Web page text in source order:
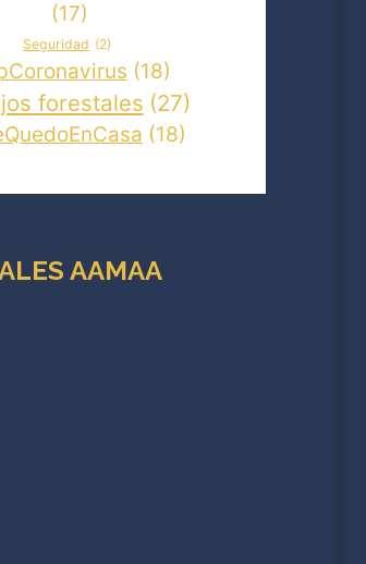
(17)
Seguridad (2)
(18)
forestales (27)
(18)
AAMAA